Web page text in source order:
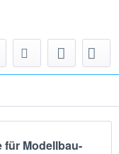
für Modellbau-